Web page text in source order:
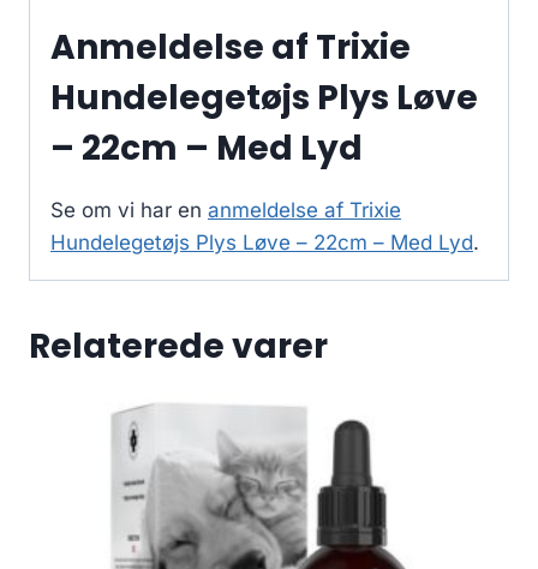
Anmeldelse af Trixie
Hundelegetøjs Plys Løve
– 22cm – Med Lyd
Se om vi har en anmeldelse af Trixie
Hundelegetøjs Plys Løve – 22cm – Med Lyd.
Relaterede varer